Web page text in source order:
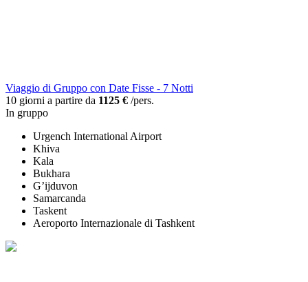
Viaggio di Gruppo con Date Fisse - 7 Notti
10 giorni a partire da 1125 € /pers.
In gruppo
Urgench International Airport
Khiva
Kala
Bukhara
G’ijduvon
Samarcanda
Taskent
Aeroporto Internazionale di Tashkent